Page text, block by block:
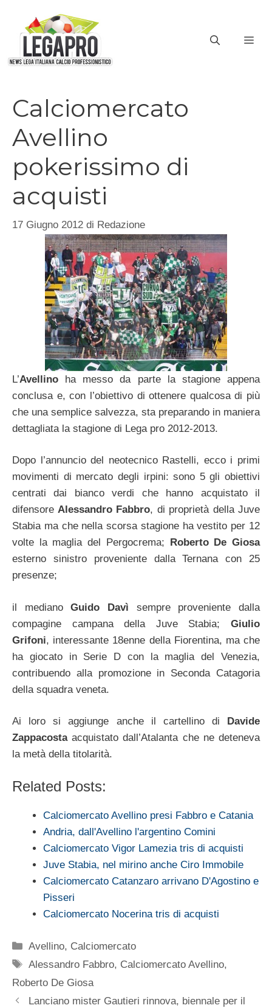
contenuto
Calciomercato
Avellino
pokerissimo di
acquisti
17 Giugno 2012 di Redazione
L’Avellino ha messo da parte la stagione appena
conclusa e, con l’obiettivo di ottenere qualcosa di più
che una semplice salvezza, sta preparando in maniera
dettagliata la stagione di Lega pro 2012-2013.
Dopo l’annuncio del neotecnico Rastelli, ecco i primi
movimenti di mercato degli irpini: sono 5 gli obiettivi
centrati dai bianco verdi che hanno acquistato il
difensore Alessandro Fabbro, di proprietà della Juve
Stabia ma che nella scorsa stagione ha vestito per 12
volte la maglia del Pergocrema;
Roberto De Giosa
esterno sinistro proveniente dalla Ternana con 25
presenze;
il medianoGuido Davì sempre proveniente dalla
compagine campana della Juve Stabia; Giulio
Grifoni, interessante 18enne della Fiorentina, ma che
ha giocato in Serie D con la maglia del Venezia,
contribuendo alla promozione in Seconda Catagoria
della squadra veneta.
Ai loro si aggiunge anche il cartellino di
Davide
Zappacostaacquistato dall’Atalanta che ne deteneva
la metà della titolarità.
Related Posts:
Calciomercato Avellino presi Fabbro e Catania
Andria, dall'Avellino l'argentino Comini
Calciomercato Vigor Lamezia tris di acquisti
Juve Stabia, nel mirino anche Ciro Immobile
Calciomercato Catanzaro arrivano D'Agostino e
Pisseri
Calciomercato Nocerina tris di acquisti
Categorie
Avellino, Calciomercato
Tag
Alessandro Fabbro, Calciomercato Avellino,
Roberto De Giosa
Lanciano mister Gautieri rinnova, biennale per il